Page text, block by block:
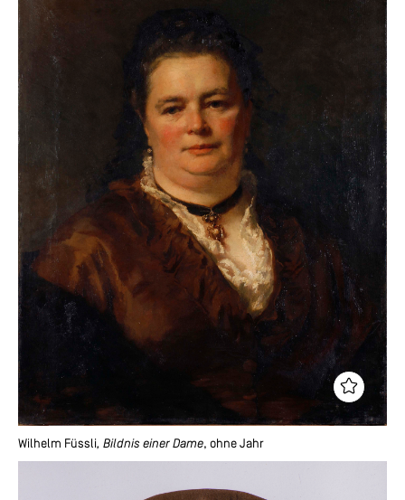
Wilhelm Füssli, Bildnis einer Dame, ohne Jahr